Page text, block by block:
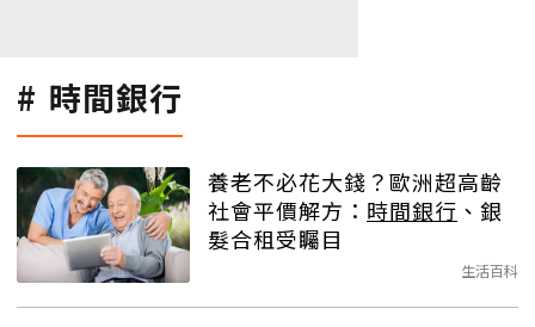
時間銀行
養老不必花大錢？歐洲超高齡
社會平價解方： 時間銀行 、銀
髮合租受矚目
生活百科